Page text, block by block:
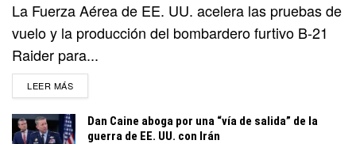
La Fuerza Aérea de EE. UU. acelera las pruebas de
vuelo y la producción del bombardero furtivo B-21
Raider para...
LEER MÁSDETAILS
Dan Caine aboga por una “vía de salida” de la
guerra de EE. UU. con Irán